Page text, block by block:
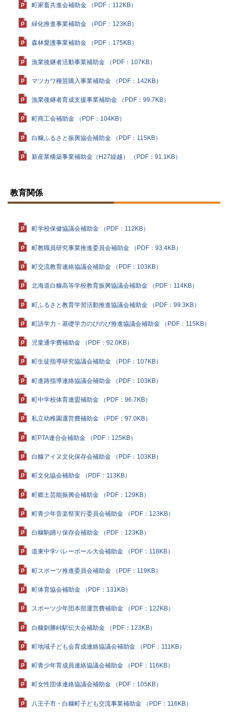
町家畜共進会補助金 （PDF：112KB）
緑化推進事業補助金 （PDF：123KB）
森林愛護事業補助金 （PDF：175KB）
漁業後継者活動事業補助金 （PDF：107KB）
マツカワ種苗購入事業補助金 （PDF：142KB）
漁業後継者育成支援事業補助金 （PDF：99.7KB）
町商工会補助金 （PDF：104KB）
白糠ふるさと振興協会補助金 （PDF：115KB）
新産業構築事業補助金（H27繰越） （PDF：91.1KB）
ッ
教育関係
町学校保健協議会補助金 （PDF：112KB）
町教職員研究事業推進委員会補助金 （PDF：93.4KB）
町交流教育連絡協議会補助金 （PDF：103KB）
北海道白糠高等学校教育振興協議会補助金 （PDF：114KB）
町ふるさと教育学習活動推進協議会補助金 （PDF：99.3KB）
町語学力・基礎学力のびのび推進協議会補助金 （PDF：115KB）
児童通学費補助金 （PDF：92.0KB）
町生徒指導研究協議会補助金 （PDF：107KB）
町進路指導連絡協議会補助金 （PDF：103KB）
町中学校体育連盟補助金 （PDF：96.7KB）
私立幼稚園運営費補助金 （PDF：97.0KB）
町PTA連合会補助金 （PDF：125KB）
白糠アイヌ文化保存会補助金 （PDF：103KB）
町文化協会補助金 （PDF：113KB）
町郷土芸能振興会補助金 （PDF：129KB）
町青少年音楽祭実行委員会補助金 （PDF：123KB）
白糠駒踊り保存会補助金 （PDF：123KB）
道東中学バレーボール大会補助金 （PDF：118KB）
町スポーツ推進委員会補助金 （PDF：119KB）
町体育協会補助金 （PDF：131KB）
スポーツ少年団本部運営費補助金 （PDF：122KB）
白糠釧勝峠駅伝大会補助金 （PDF：123KB）
町地域子ども会育成連絡協議会補助金 （PDF：111KB）
町青少年育成員連絡協議会補助金 （PDF：116KB）
町女性団体連絡協議会補助金 （PDF：105KB）
八王子市・白糠町子ども交流事業補助金 （PDF：116KB）